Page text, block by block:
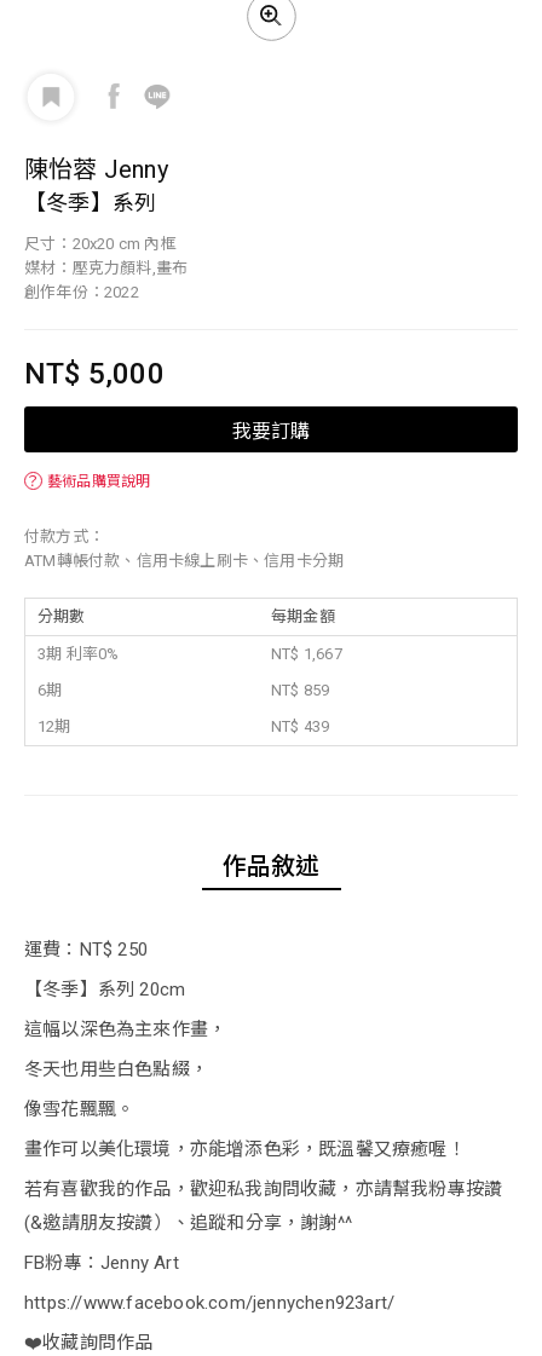
陳怡蓉 Jenny
【冬季】系列
尺寸：20x20 cm 內框
媒材：壓克力顏料,畫布
創作年份：2022
NT$ 5,000
我要訂購
？ 藝術品購買說明
付款方式：
ATM轉帳付款、信用卡線上刷卡、信用卡分期
分期數 每期金額
3期 利率0%
NT$ 1,667
6期
NT$ 859
12期
NT$ 439
作品敘述
運費：NT$ 250
【冬季】系列 20cm
這幅以深色為主來作畫，
冬天也用些白色點綴，
像雪花飄飄。
畫作可以美化環境，亦能增添色彩，既溫馨又療癒喔！
若有喜歡我的作品，歡迎私我詢問收藏，亦請幫我粉專按讚
(&邀請朋友按讚）、追蹤和分享，謝謝^^
FB粉專：Jenny Art
https://www.facebook.com/jennychen923art/
❤️收藏詢問作品